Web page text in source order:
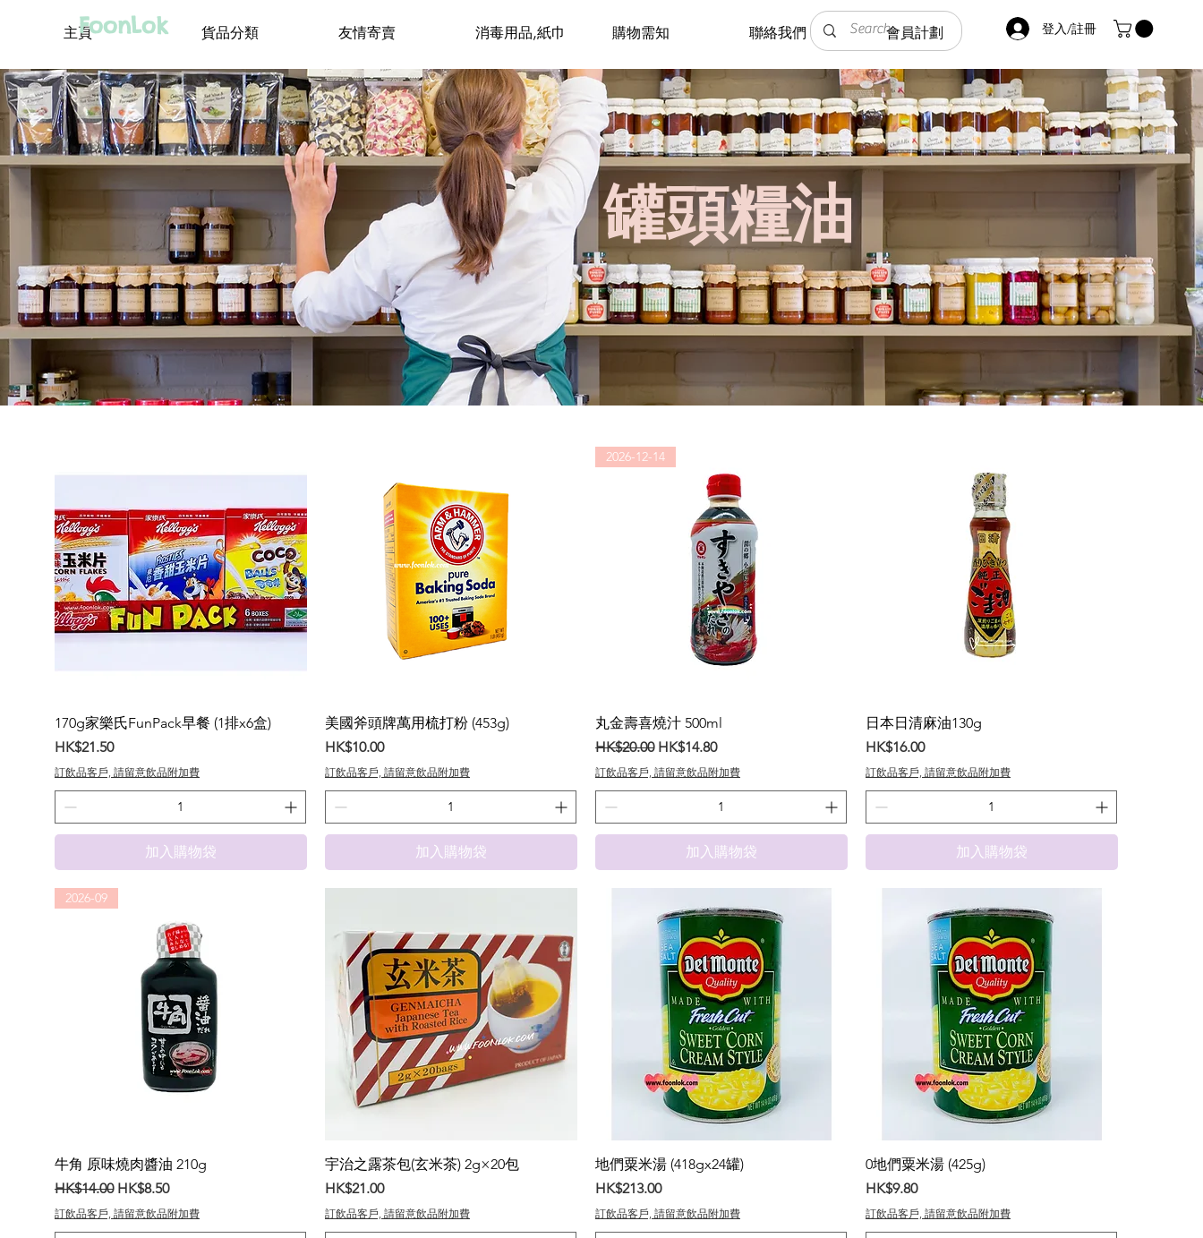
FoonLok 登入/註冊
主頁 貨品分類 友情寄賣 消毒用品,紙巾 購物需知 聯絡我們 會員計劃
罐頭糧油
170g家樂氏FunPack早餐 (1排x6盒)
價格
HK$21.50
訂飲品客戶, 請留意飲品附加費
加入購物袋
美國斧頭牌萬用梳打粉 (453g)
價格
HK$10.00
訂飲品客戶, 請留意飲品附加費
加入購物袋
2026-12-14
丸金壽喜燒汁 500ml
一般價格
HK$20.00 促銷價格
HK$14.80
訂飲品客戶, 請留意飲品附加費
加入購物袋
日本日清麻油130g
價格
HK$16.00
訂飲品客戶, 請留意飲品附加費
加入購物袋
2026-09
牛角 原味燒肉醬油 210g
一般價格
HK$14.00 促銷價格
HK$8.50
訂飲品客戶, 請留意飲品附加費
宇治之露茶包(玄米茶) 2g×20包
價格
HK$21.00
訂飲品客戶, 請留意飲品附加費
地們粟米湯 (418gx24罐)
價格
HK$213.00
訂飲品客戶, 請留意飲品附加費
0地們粟米湯 (425g)
價格
HK$9.80
訂飲品客戶, 請留意飲品附加費